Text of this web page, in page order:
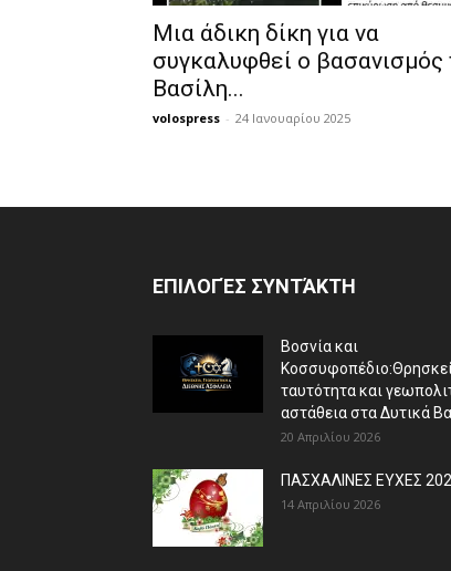
Μια άδικη δίκη για να
συγκαλυφθεί ο βασανισμός
Βασίλη...
volospress - 24 Ιανουαρίου 2025
ΕΠΙΛΟΓΈΣ ΣΥΝΤΆΚΤΗ
Βοσνία και
ταυτότητα και
αστάθεια στα Δυτικά
20 Απριλίου 2026
ΠΑΣΧΑΛΙΝΕΣ ΕΥΧΕΣ
14 Απριλίου 2026